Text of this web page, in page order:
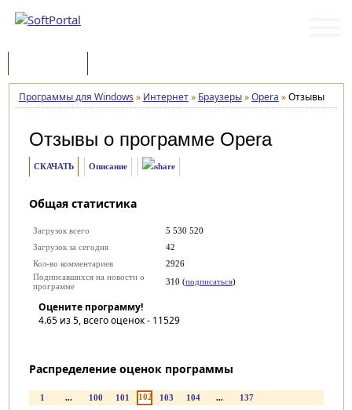
Программы для Windows » Интернет» Браузеры»Opera »Отзывы
Отзывы о программе Opera
СКАЧАТЬ Описание
Общая статистика
Загрузок всего
5 530 520
Загрузок за сегодня
42
Кол-во комментариев
2926
Подписавшихся на новости о
программе
310 (подписаться)
Оцените программу!
4.65из 5, всего оценок - 11529
Распределение оценок программы
1 ... 100 101 102 103 104 ... 137